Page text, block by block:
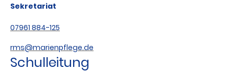
Sekretariat
07961 884-125
rms@marienpflege.de
Schulleitung